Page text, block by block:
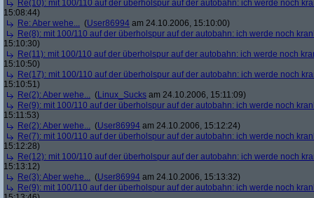
Re(10): mit 100/110 auf der überholspur auf der autobahn: ich werde noch
15:08:44)
Re: Aber wehe... (User86994 am 24.10.2006, 15:10:00)
Re(8): mit 100/110 auf der überholspur auf der autobahn: ich werde noch
15:10:30)
Re(11): mit 100/110 auf der überholspur auf der autobahn: ich werde noch
15:10:50)
Re(17): mit 100/110 auf der überholspur auf der autobahn: ich werde noch
15:10:51)
Re(2): Aber wehe... (Linux_Sucks am 24.10.2006, 15:11:09)
Re(9): mit 100/110 auf der überholspur auf der autobahn: ich werde noch
15:11:53)
Re(2): Aber wehe... (User86994 am 24.10.2006, 15:12:24)
Re(7): mit 100/110 auf der überholspur auf der autobahn: ich werde noch
15:12:28)
Re(12): mit 100/110 auf der überholspur auf der autobahn: ich werde noch
15:13:12)
Re(3): Aber wehe... (User86994 am 24.10.2006, 15:13:32)
Re(9): mit 100/110 auf der überholspur auf der autobahn: ich werde noch